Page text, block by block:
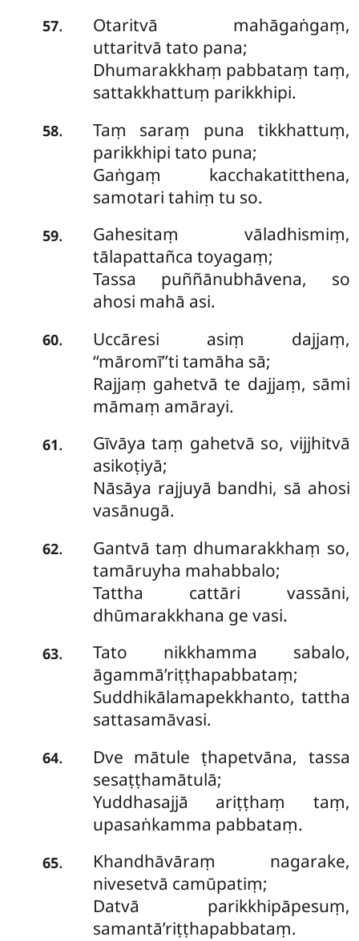
57.
Otaritvā mahāgaṅgaṃ,
uttaritvā tato pana;
Dhumarakkhaṃ pabbataṃ taṃ,
sattakkhattuṃ parikkhipi.
58.
Taṃ saraṃ puna tikkhattuṃ,
parikkhipi tato puna;
Gaṅgaṃ kacchakatitthena,
samotari tahiṃ tu so.
59.
Gahesitaṃ vāladhismiṃ,
tālapattañca toyagaṃ;
Tassa puññānubhāvena, so
ahosi mahā asi.
60.
Uccāresi asiṃ dajjaṃ,
‘‘māromī’’ti tamāha sā;
Rajjaṃ gahetvā te dajjaṃ, sāmi
māmaṃ amārayi.
61.
Gīvāya taṃ gahetvā so, vijjhitvā
asikoṭiyā;
Nāsāya rajjuyā bandhi, sā ahosi
vasānugā.
62.
Gantvā taṃ dhumarakkhaṃ so,
tamāruyha mahabbalo;
Tattha cattāri vassāni,
dhūmarakkhana ge vasi.
63.
Tato nikkhamma sabalo,
āgammā’riṭṭhapabbataṃ;
Suddhikālamapekkhanto, tattha
sattasamāvasi.
64.
Dve mātule ṭhapetvāna, tassa
sesaṭṭhamātulā;
Yuddhasajjā ariṭṭhaṃ taṃ,
upasaṅkamma pabbataṃ.
65.
Khandhāvāraṃ nagarake,
nivesetvā camūpatiṃ;
Datvā parikkhipāpesuṃ,
samantā’riṭṭhapabbataṃ.